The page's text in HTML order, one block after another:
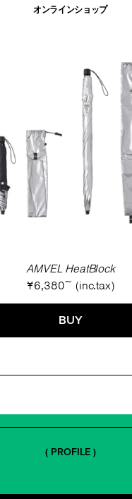
オンラインショップ
AMVEL HeatBlock
¥6,380~ (inc.tax)
BUY
( PROFILE )